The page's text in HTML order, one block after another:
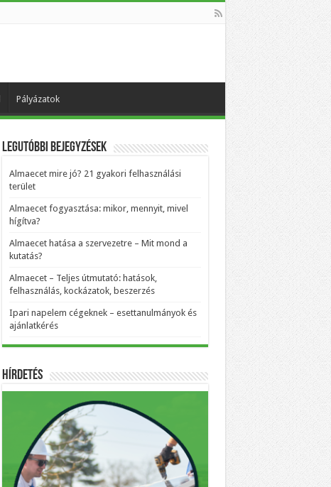
Pályázatok
Legutóbbi bejegyzések
Almaecet mire jó? 21 gyakori felhasználási
terület
Almaecet fogyasztása: mikor, mennyit, mivel
hígítva?
Almaecet hatása a szervezetre – Mit mond a
kutatás?
Almaecet – Teljes útmutató: hatások,
felhasználás, kockázatok, beszerzés
Ipari napelem cégeknek – esettanulmányok és
ajánlatkérés
Hírdetés